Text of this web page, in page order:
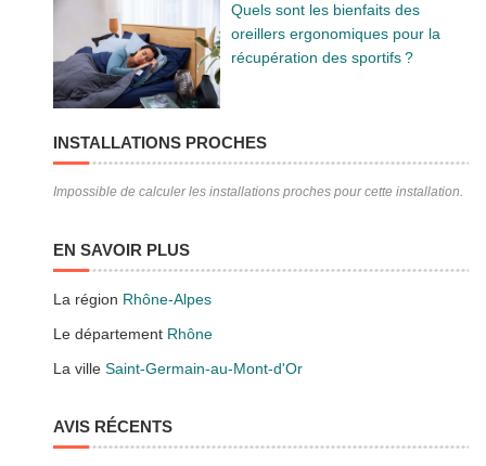
Quels sont les bienfaits des
oreillers ergonomiques pour la
récupération des sportifs ?
INSTALLATIONS PROCHES
Impossible de calculer les installations proches pour cette installation.
EN SAVOIR PLUS
La région Rhône-Alpes
Le département Rhône
La villeSaint-Germain-au-Mont-d'Or
AVIS RÉCENTS